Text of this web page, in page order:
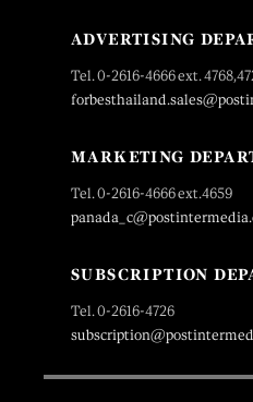
ADVERTISING
Tel. 0-2616-4666 ext.
MARKETING
Tel. 0-2616-4666 ext.4659
SUBSCRIPTION
Tel. 0-2616-4726